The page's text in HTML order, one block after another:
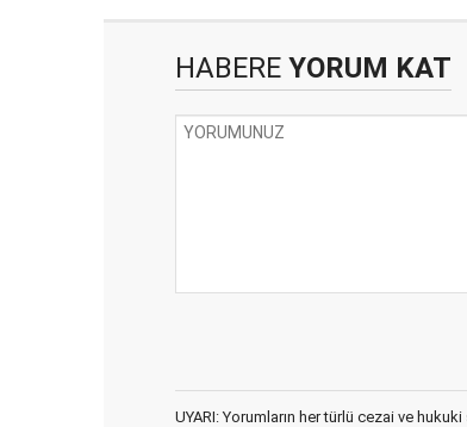
HABERE YORUM KAT
UYARI: Yorumların her türlü cezai ve